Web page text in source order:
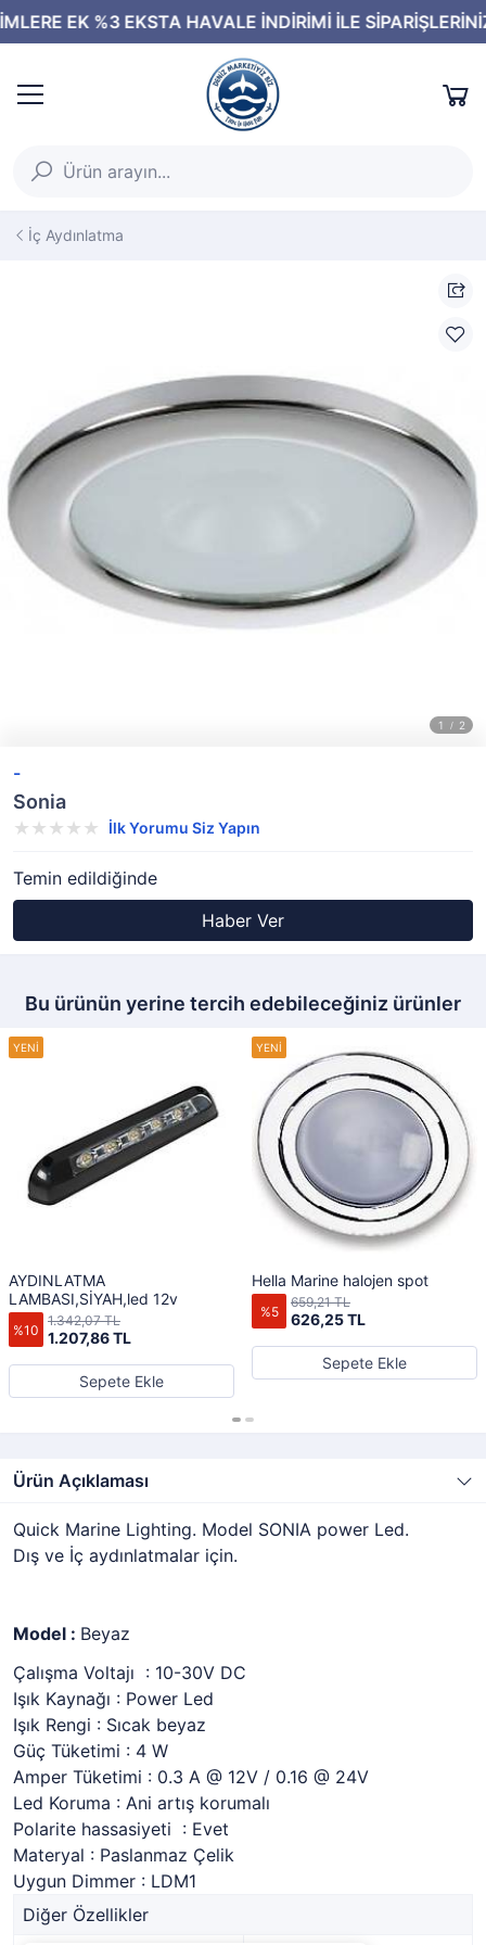
İç Aydınlatma
-
Sonia
İlk Yorumu Siz Yapın
Temin edildiğinde
Haber Ver
Bu ürünün yerine tercih edebileceğiniz ürünler
AYDINLATMA
LAMBASI,SİYAH,led 12v
%10 1.207,86 TL
1.342,07 TL
Sepete Ekle
Hella Marine halojen spot
%5 626,25 TL
659,21 TL
Sepete Ekle
Ürün Açıklaması
Quick Marine Lighting. Model SONIA power Led.
Dış ve İç aydınlatmalar için.
Model : Beyaz
Çalışma Voltajı : 10-30V DC
Işık Kaynağı : Power Led
Işık Rengi : Sıcak beyaz
Güç Tüketimi : 4 W
Amper Tüketimi : 0.3 A @ 12V / 0.16 @ 24V
Led Koruma : Ani artış korumalı
Polarite hassasiyeti : Evet
Materyal : Paslanmaz Çelik
Uygun Dimmer : LDM1
Diğer Özellikler